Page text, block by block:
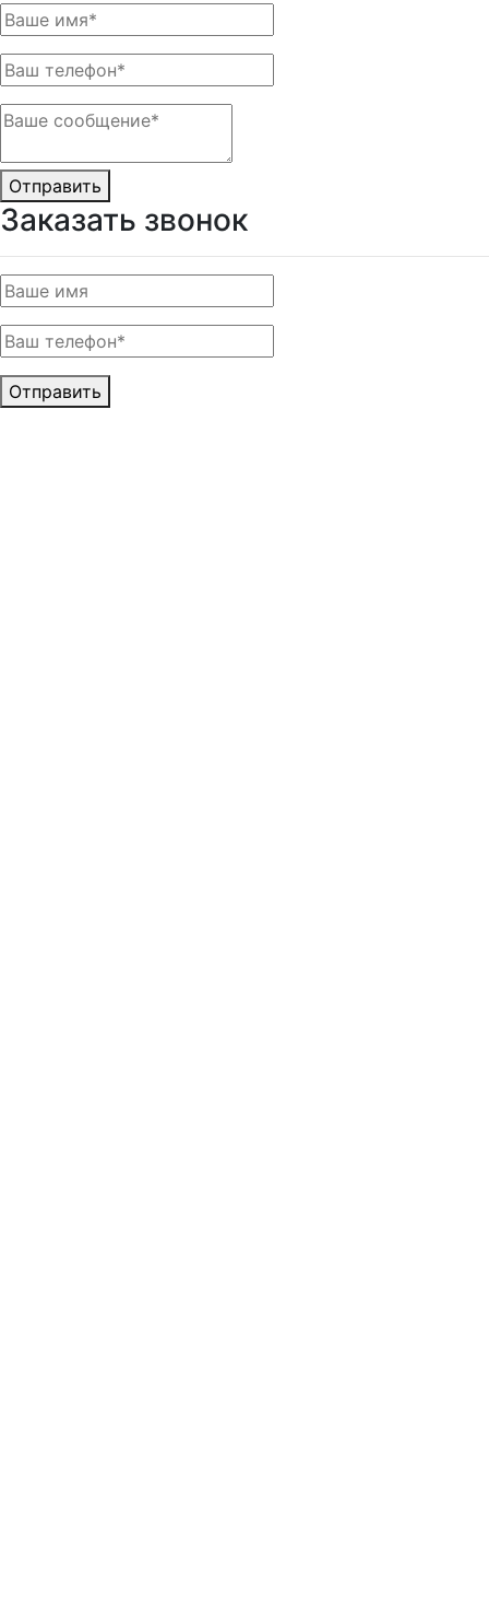
Отправить
Заказать звонок
Отправить